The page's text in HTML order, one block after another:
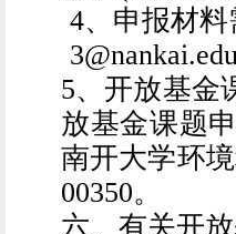
4、申报材
5、开放基金
放基金课题
南开大学环
00350。
六、有关开